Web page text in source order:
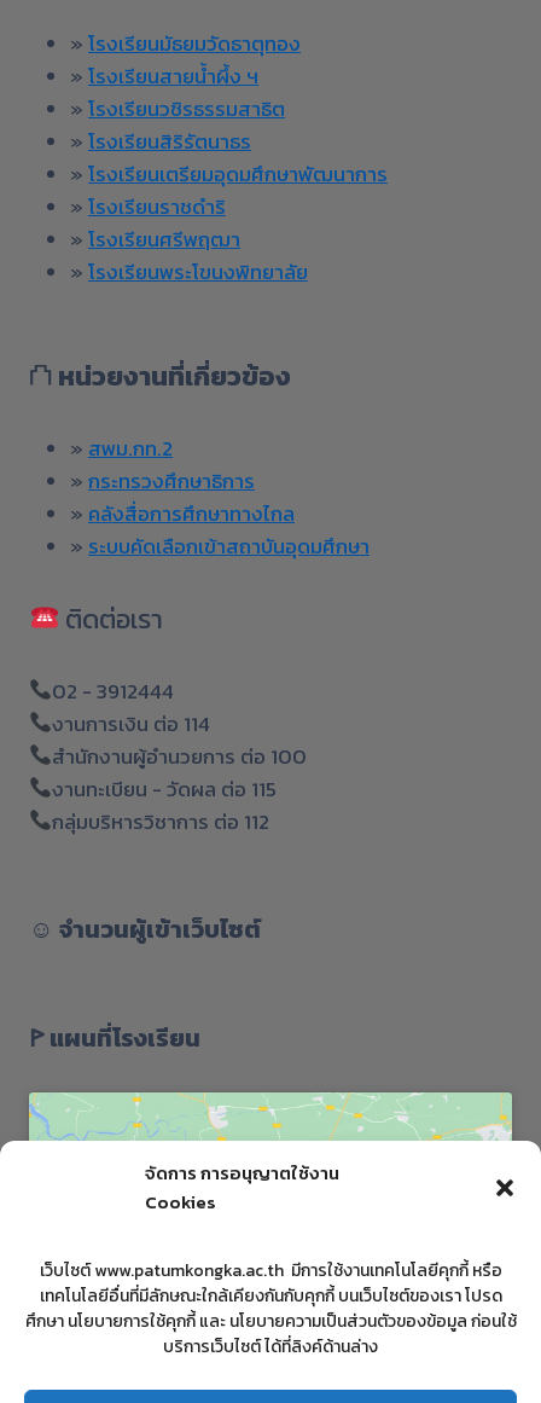
จัดการ การอนุญาตใช้งาน
Cookies
เว็บไซต์ www.patumkongka.ac.th มีการใช้งานเทคโนโลยีคุกกี้ หรือ
เทคโนโลยีอื่นที่มีลักษณะใกล้เคียงกันกับคุกกี้ บนเว็บไซต์ของเรา โปรด
ศึกษา นโยบายการใช้คุกกี้ และ นโยบายความเป็นส่วนตัวของข้อมูล ก่อนใช้
บริการเว็บไซต์ ได้ที่ลิงค์ด้านล่าง
»โรงเรียนมัธยมวัดธาตุทอง
»โรงเรียนสายน้ำผึ้ง ฯ
»โรงเรียนวชิรธรรมสาธิต
»โรงเรียนสิริรัตนาธร
»โรงเรียนเตรียมอุดมศึกษาพัฒนาการ
»โรงเรียนราชดำริ
»โรงเรียนศรีพฤฒา
»โรงเรียนพระโขนงพิทยาลัย
⛫ หน่วยงานที่เกี่ยวข้อง
» สพม.กท.2
»กระทรวงศึกษาธิการ
» คลังสื่อการศึกษาทางไกล
» ระบบคัดเลือกเข้าสถาบันอุดมศึกษา
ติดต่อเรา
02 - 3912444
งานการเงิน ต่อ 114
สำนักงานผู้อำนวยการ ต่อ 100
งานทะเบียน - วัดผล ต่อ 115
กลุ่มบริหารวิชาการ ต่อ 112
☺︎ จำนวนผู้เข้าเว็บไซต์
ꚰ แผนที่โรงเรียน
enable this content